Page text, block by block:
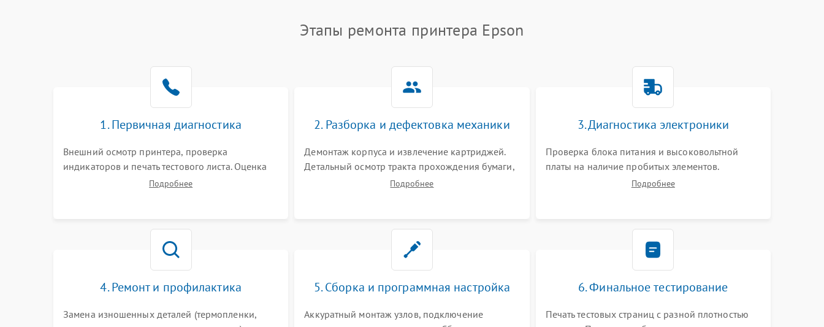
Этапы ремонта принтера Epson
1. Первичная диагностика
Внешний осмотр принтера, проверка
индикаторов и печать тестового листа. Оценка
работы механизма подачи бумаги, выявление
Подробнее
2. Разборка и дефектовка механики
Демонтаж корпуса и извлечение картриджей.
Детальный осмотр тракта прохождения бумаги,
шестерней привода, роликов захвата и узла
Подробнее
3. Диагностика электроники
Проверка блока питания и высоковольтной
платы на наличие пробитых элементов.
Тестирование платы форматирования,
Подробнее
4. Ремонт и профилактика
Замена изношенных деталей (термопленки,
5. Сборка и программная настройка
Аккуратный монтаж узлов, подключение
6. Финальное тестирование
Печать тестовых страниц с разной плотностью